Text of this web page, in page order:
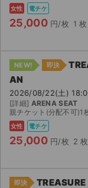
女性 電チケ
25,000 円/枚 1 枚
NEW! 即決
AN
2026/08/22(土)
[詳細] ARENA SEAT
親チケット(分配不可)1枚、子チケット(分配可能)1枚、計2枚のお譲
女性 電チケ
25,000 円/枚 2 枚
即決